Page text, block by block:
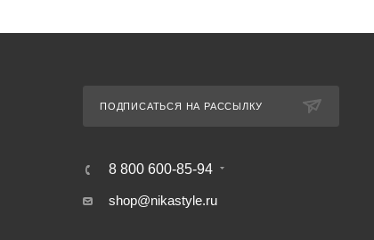
ПОДПИСАТЬСЯ НА РАССЫЛКУ
8 800 600-85-94
shop@nikastyle.ru